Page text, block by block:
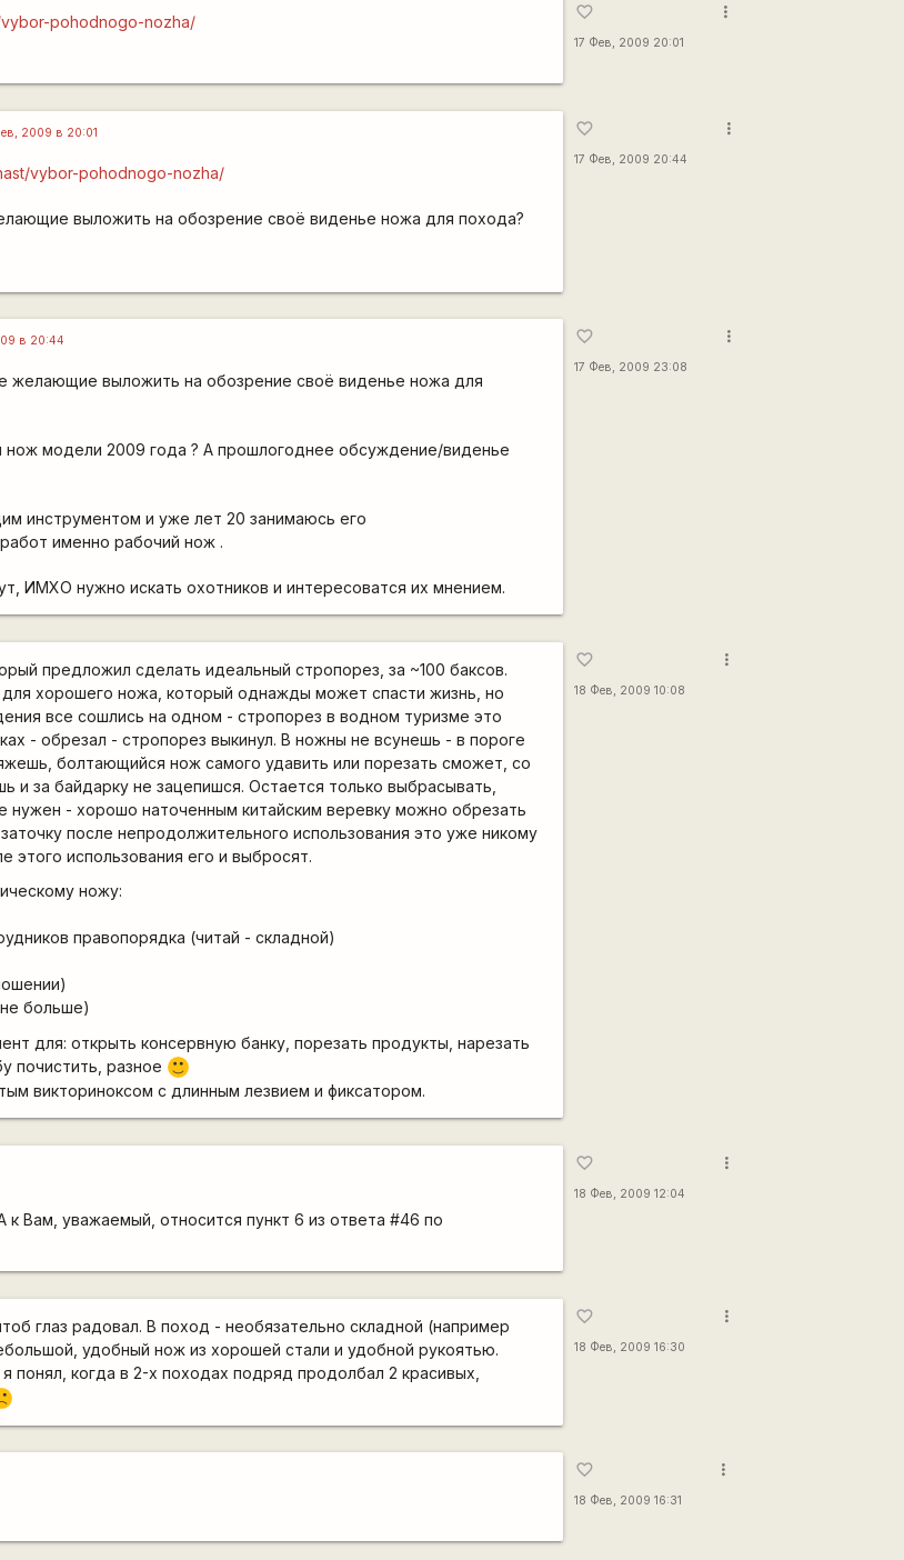
vybor-pohodnogo-nozha/
favorite_border
17 Фев, 2009 20:01
more_vert
2009 в 20:01
vybor-pohodnogo-nozha/
выложить на обозрение своё виденье ножа для похода?
favorite_border
17 Фев, 2009 20:44
more_vert
в 20:44
выложить на обозрение своё виденье ножа для
нож модели 2009 года ? А прошлогоднее обсуждение/виденье
инструментом и уже лет 20 занимаюсь его
именно рабочий нож .
ИМХО нужно искать охотников и интересоватся их мнением.
favorite_border
17 Фев, 2009 23:08
more_vert
предложил сделать идеальный стропорез, за ~100 баксов.
хорошего ножа, который однажды может спасти жизнь, но
все сошлись на одном - стропорез в водном туризме это
- обрезал - стропорез выкинул. В ножны не всунешь - в пороге
болтающийся нож самого удавить или порезать сможет, со
и за байдарку не зацепишся. Остается только выбрасывать,
нужен - хорошо наточенным китайским веревку можно обрезать
после непродолжительного использования это уже никому
этого использования его и выбросят.
ножу:
правопорядка (читай - складной)
больше)
для: открыть консервную банку, порезать продукты, нарезать
почистить, разное
:)
викториноксом с длинным лезвием и фиксатором.
favorite_border
18 Фев, 2009 10:08
more_vert
Вам, уважаемый, относится пункт 6 из ответа #46 по
favorite_border
18 Фев, 2009 12:04
more_vert
глаз радовал. В поход - необязательно складной (например
удобный нож из хорошей стали и удобной рукоятью.
когда в 2-х походах подряд продолбал 2 красивых,
favorite_border
18 Фев, 2009 16:30
more_vert
favorite_border
18 Фев, 2009 16:31
more_vert